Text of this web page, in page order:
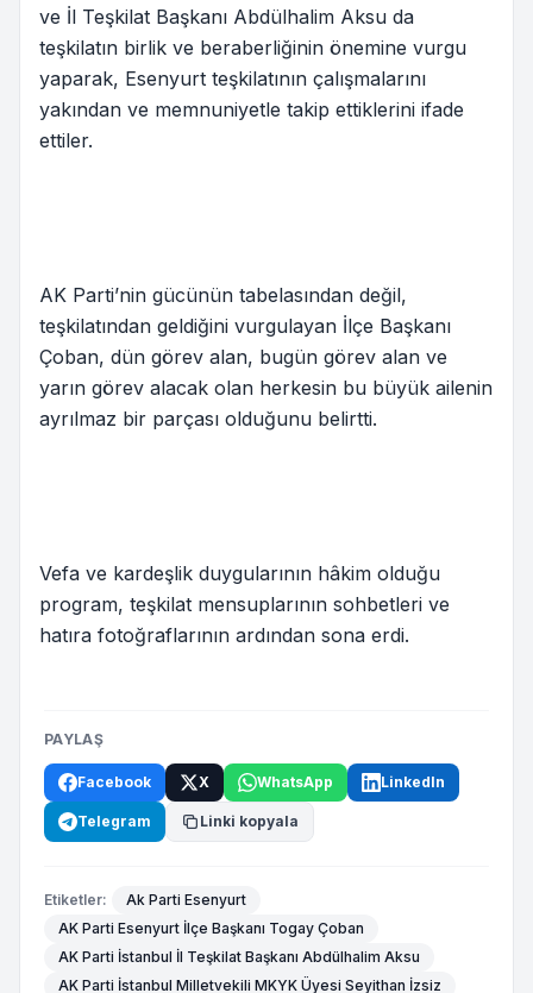
ve İl Teşkilat Başkanı Abdülhalim Aksu da
teşkilatın birlik ve beraberliğinin önemine vurgu
yaparak, Esenyurt teşkilatının çalışmalarını
yakından ve memnuniyetle takip ettiklerini ifade
ettiler.
AK Parti’nin gücünün tabelasından değil,
teşkilatından geldiğini vurgulayan İlçe Başkanı
Çoban, dün görev alan, bugün görev alan ve
yarın görev alacak olan herkesin bu büyük ailenin
ayrılmaz bir parçası olduğunu belirtti.
Vefa ve kardeşlik duygularının hâkim olduğu
program, teşkilat mensuplarının sohbetleri ve
hatıra fotoğraflarının ardından sona erdi.
PAYLAŞ
Facebook X WhatsApp LinkedIn
Telegram Linki kopyala
Etiketler:
Ak Parti Esenyurt
AK Parti Esenyurt İlçe Başkanı Togay Çoban
AK Parti İstanbul İl Teşkilat Başkanı Abdülhalim Aksu
AK Parti İstanbul Milletvekili MKYK Üyesi Seyithan İzsiz